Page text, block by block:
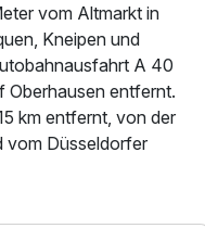
vom Altmarkt in
Kneipen und
A 40
entfernt.
km entfernt, von der
vom Düsseldorfer